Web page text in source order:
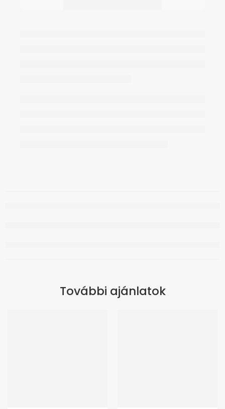
További ajánlatok